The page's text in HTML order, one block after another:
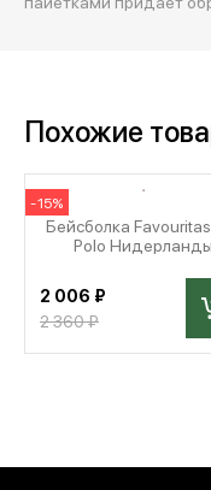
Похожие
-15%
Бейсболка
Polo Нидерланды
2 006 ₽
2 360 ₽